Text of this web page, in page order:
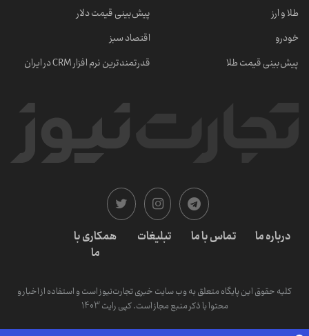
طلا و ارز
خودرو
پیش‌بینی قیمت طلا
پیش‌بینی قیمت دلار
اقتصاد سبز
قدرتمندترین نرم‌ افزار CRM در ایران
درباره ما تماس با ما تبلیغات
همکاری با
ما
کلیه حقوق این پایگاه متعلق به وب سایت خبری تجارت‌نیوز است و استفاده از اخبار و
محتوا با ذکر منبع مجاز است. کپی رایت 1403